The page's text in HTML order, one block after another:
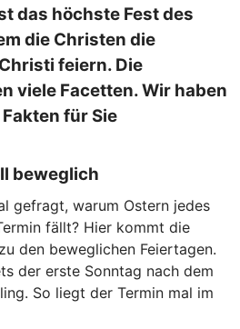
das höchste Fest des
die Christen die
feiern. Die
viele Facetten. Wir haben
für Sie
beweglich
gefragt, warum Ostern jedes
fällt? Hier kommt die
den beweglichen Feiertagen.
der erste Sonntag nach dem
So liegt der Termin mal im